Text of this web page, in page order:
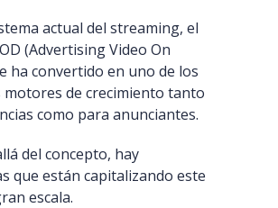
actual del streaming, el
(Advertising Video On
ha convertido en uno de los
motores de crecimiento tanto
como para anunciantes.
del concepto, hay
que están capitalizando este
escala.